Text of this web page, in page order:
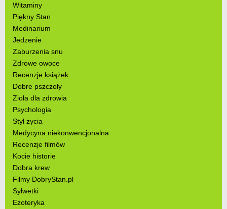
Witaminy
Piękny Stan
Medinarium
Jedzenie
Zaburzenia snu
Zdrowe owoce
Recenzje książek
Dobre pszczoły
Zioła dla zdrowia
Psychologia
Styl życia
Medycyna niekonwencjonalna
Recenzje filmów
Kocie historie
Dobra krew
Filmy DobryStan.pl
Sylwetki
Ezoteryka